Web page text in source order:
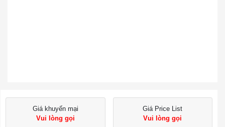
Giá khuyến mại
Vui lòng gọi
Giá Price List
Vui lòng gọi